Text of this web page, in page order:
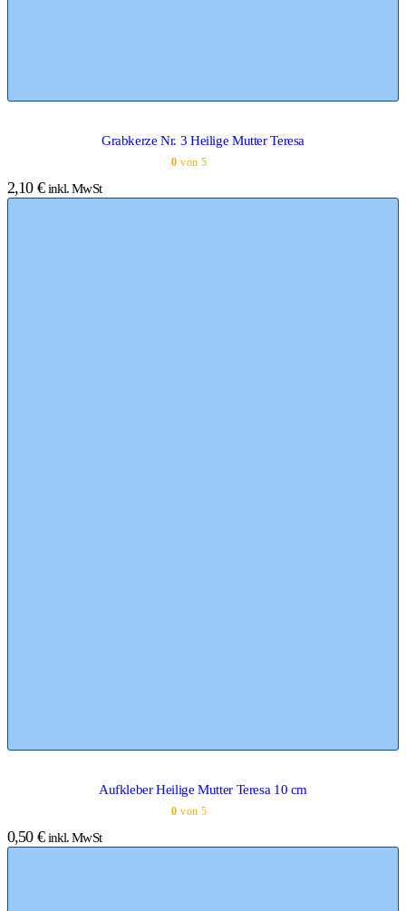
Grabkerze Nr. 3 Heilige Mutter Teresa
0 von 5
2,10 € inkl. MwSt
Aufkleber Heilige Mutter Teresa 10 cm
0 von 5
0,50 € inkl. MwSt